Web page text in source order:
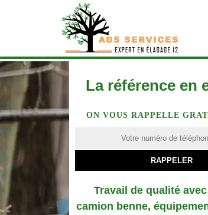
La référence en
ON VOUS RAPPELLE
Travail de qualité
camion benne,